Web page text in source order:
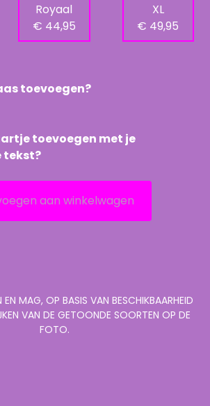
Royaal
€ 44,95
XL
€ 49,95
toevoegen?
toevoegen met je
tekst?
aan winkelwagen
MAG, OP BASIS VAN BESCHIKBAARHEID
VAN DE GETOONDE SOORTEN OP DE
FOTO.